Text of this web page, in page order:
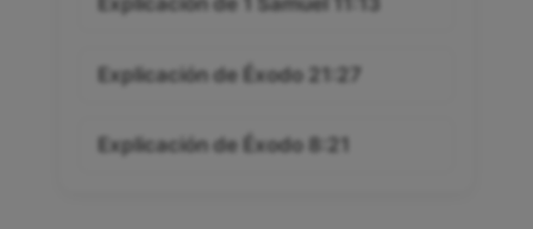
Explicación de Éxodo 21:27
Explicación de Éxodo 8:21